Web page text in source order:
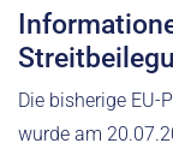
Die bisherige EU-
wurde am